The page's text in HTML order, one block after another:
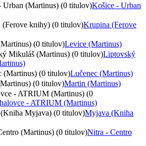
Urban (Martinus) (0 titulov)Košice - Urban
(Ferove knihy) (0 titulov)Krupina (Ferove
(0 titulov)Levice (Martinus)
Mikuláš (Martinus) (0 titulov)Liptovský
(Martinus) (0 titulov)Lučenec (Martinus)
(0 titulov)Martin (Martinus)
- ATRIUM (Martinus) (0
- ATRIUM (Martinus)
Myjava) (0 titulov)Myjava (Kniha
(Martinus) (0 titulov)Nitra - Centro